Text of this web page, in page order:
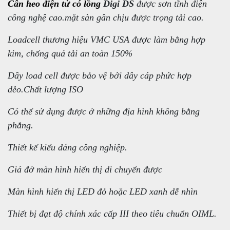
Cân heo điện tử có lồng Digi DS được sơn tĩnh điện
công nghệ cao.mặt sàn gân chịu được trọng tải cao.
Loadcell thương hiệu VMC USA được làm bằng hợp
kim, chống quá tải an toàn 150%
Dây load cell được bảo vệ bởi dây cáp phức hợp
dẻo.Chất lượng ISO
Có thể sử dụng được ở những địa hình không bằng
phẳng.
Thiết kế kiểu dáng công nghiệp.
Giá đở màn hình hiển thị di chuyển được
Màn hình hiển thị LED đỏ hoặc LED xanh dễ nhìn
Thiết bị đạt độ chính xác cấp III theo tiêu chuẩn OIML.